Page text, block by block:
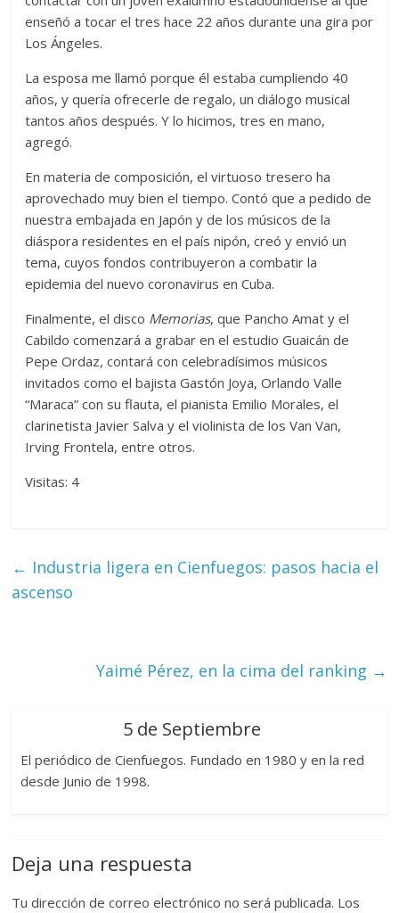
enseñó a tocar el tres hace 22 años durante una gira por
Los Ángeles.
La esposa me llamó porque él estaba cumpliendo 40
años, y quería ofrecerle de regalo, un diálogo musical
tantos años después. Y lo hicimos, tres en mano,
agregó.
En materia de composición, el virtuoso tresero ha
aprovechado muy bien el tiempo. Contó que a pedido de
nuestra embajada en Japón y de los músicos de la
diáspora residentes en el país nipón, creó y envió un
tema, cuyos fondos contribuyeron a combatir la
epidemia del nuevo coronavirus en Cuba.
Finalmente, el disco Memorias, que Pancho Amat y el
Cabildo comenzará a grabar en el estudio Guaicán de
Pepe Ordaz, contará con celebradísimos músicos
invitados como el bajista Gastón Joya, Orlando Valle
“Maraca” con su flauta, el pianista Emilio Morales, el
clarinetista Javier Salva y el violinista de los Van Van,
Irving Frontela, entre otros.
Visitas: 4
← Industria ligera en Cienfuegos: pasos hacia el
ascenso
Yaimé Pérez, en la cima del ranking →
5 de Septiembre
El periódico de Cienfuegos. Fundado en 1980 y en la red
desde Junio de 1998.
Deja una respuesta
Tu dirección de correo electrónico no será publicada. Los